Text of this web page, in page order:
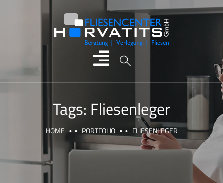
Tags: Fliesenleger
HOME PORTFOLIO FLIESENLEGER